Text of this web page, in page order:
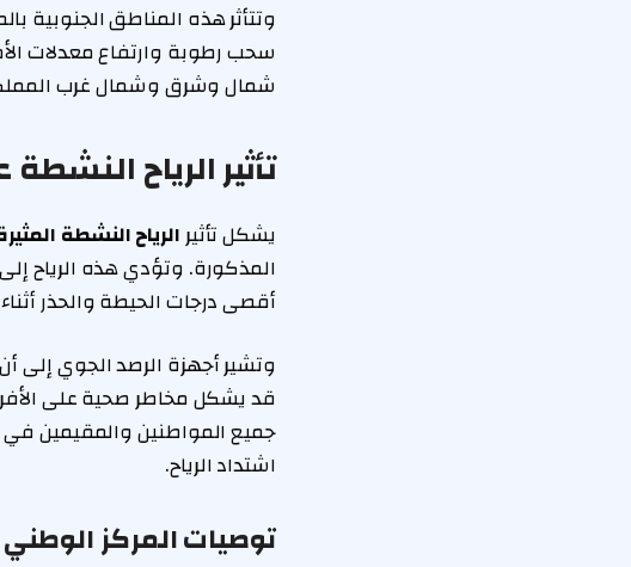
وتتأثر هذه المناطق الجنوبية
سحب رطوبة وارتفاع معدلات
شمال وشرق وشمال غرب
تأثير الرياح
يشكل تأثيرالرياح النشطة
المذكورة. وتؤدي هذه الرياح
أقصى درجات الحيطة والحذر
وتشير أجهزة الرصد الجوي إلى
قد يشكل مخاطر صحية على
جميع المواطنين والمقيمين في
اشتداد الرياح.
توصيات المركز الوطني